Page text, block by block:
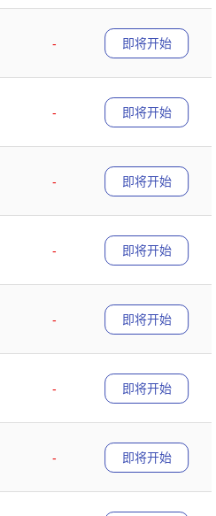
-
即将开始
-
即将开始
-
即将开始
-
即将开始
-
即将开始
-
即将开始
-
即将开始